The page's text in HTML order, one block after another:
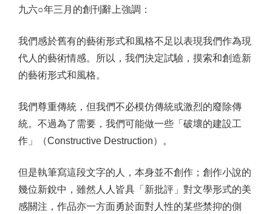
九六○年三月的創刊辭上強調：
我們感於舊有的藝術形式和風格不足以表現我們作為現
代人的藝術情感。所以，我們決定試驗，摸索和創造新
的藝術形式和風格。
我們尊重傳統，但我們不必模仿傳統或激烈的廢除傳
統。不過為了需要，我們可能做一些「破壞的建設工
作」（Constructive Destruction）。
但是執筆寫這段文字的人，本身並不創作；創作小說的
幾位新銳中，雖然人人皆具「新批評」對文學形式的美
感關注，作品亦一方面勇於面對人性的某些禁抑的側